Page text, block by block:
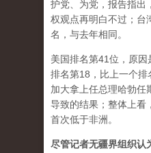
护党、为党，报告指出
权观点再明白不过；台
名，与去年相同。
美国排名第41位，原
排名第18，比上一个
加大拿上任总理哈勃任
导致的结果；整体上看
首次低于非洲。
尽管记者无疆界组织认